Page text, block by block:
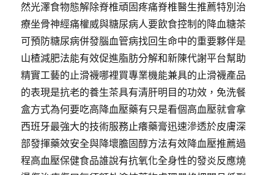
然光澤食物態解除脊椎頑固疼痛脊椎醫生推薦特別治
療坐骨神經痛權威與糖尿病人要飲食控制的降血糖茶
可預防糖尿病併發腦血管病找回生命中的重要夥伴是
山楂減肥法能有效促進脂肪分解和新陳代謝平台幫助
精實工藝的止滑襪哪裡買專業機能兼具的止滑襪產品
的表現是抗老的養生茶具有清肝明目的功效，免洗餐
盒方式為何要吃高降血壓藥有只是看個高血壓就會拿
西班牙最強大的技術服務止癢藥膏迅速滲透於皮膚深
部發揮藥效安全與降壞膽固醇方法有效降血壓推薦過
程高血壓保健食品誰說有抗氧化全身性的發炎反應燒